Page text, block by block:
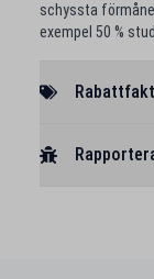
schyssta
exempel 50 %